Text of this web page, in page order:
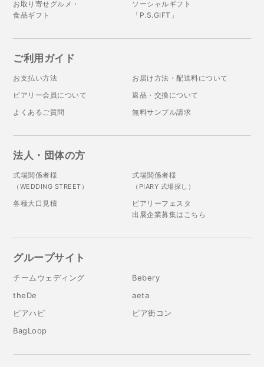
お取り寄せグルメ・
食品ギフト
ソーシャルギフト
「P.S.GIFT」
ご利用ガイド
お支払い方法
お届け方法・配送料について
ピアリー会員について
返品・交換について
よくあるご質問
無料サンプル請求
法人・団体の方
式場関係者様
（WEDDING STREET）
式場関係者様
（PIARY 式場探し）
各種大口見積
ピアリーフェスタ
出展企業募集はこちら
グループサイト
チームウェディング
Bebery
theDe
aeta
ピアハピ
ピア街コン
BagLoop